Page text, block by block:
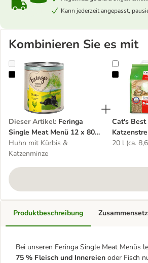
Kann jederzeit angepasst,
Kombinieren Sie es mit
Feringa Single Meat Menü 12 x 800 g
Dieser Artikel: Feringa
Single Meat Menü 12 x 800
g
Huhn mit Kürbis &
Katzenminze
Cat's
Cat's
20 l (ca.
Produktbeschreibung
Bei unseren Feringa Single Meat
75 % Fleisch und Innereien oder Fisch